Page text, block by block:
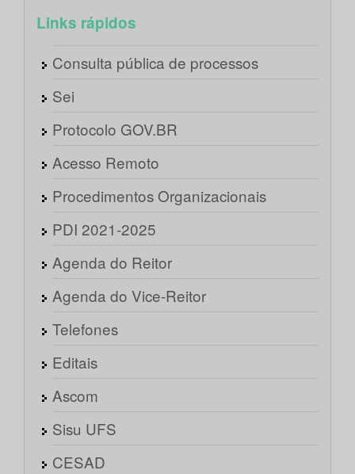
Links rápidos
Consulta pública de processos
Sei
Protocolo GOV.BR
Acesso Remoto
Procedimentos Organizacionais
PDI 2021-2025
Agenda do Reitor
Agenda do Vice-Reitor
Telefones
Editais
Ascom
Sisu UFS
CESAD